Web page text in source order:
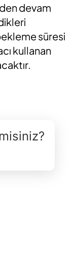
devam
süresi
kullanan